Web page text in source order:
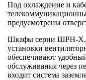
Под охлаждение и
предусмотрены
Шкафы серии ШРН-
установки
обеспечивают
обслуживания через
входит система